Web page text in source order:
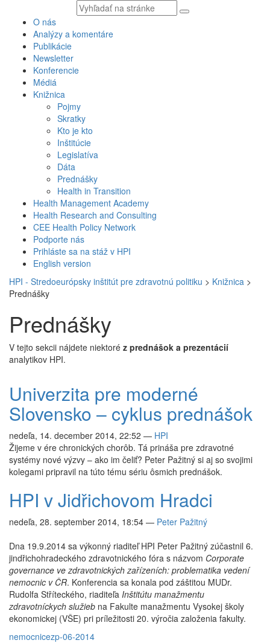
Vyhľadávaný
text
O nás
Analýzy a komentáre
Publikácie
Newsletter
Konferencie
Médiá
Knižnica
Pojmy
Skratky
Kto je kto
Inštitúcie
Legislatíva
Dáta
Prednášky
Health in Transition
Health Management Academy
Health Research and Consulting
CEE Health Policy Network
Podporte nás
Prihláste sa na stáž v HPI
English version
HPI - Stredoeurópsky inštitút pre zdravotnú politiku > Knižnica >
Prednášky
Prednášky
V tejto sekcii nájdete niektoré z prednášok a prezentácií
analytikov HPI.
Univerzita pre moderné
Slovensko – cyklus prednášok
nedeľa, 14. december 2014, 22:52 — HPI
Žijeme v ére chronických chorôb. Tá prináša pre zdravotné
systémy nové výzvy – ako im čeliť? Peter Pažitný si aj so svojimi
kolegami pripravil na túto tému sériu ôsmich prednášok.
HPI v Jidřichovom Hradci
nedeľa, 28. september 2014, 18:54 — Peter Pažitný
Dna 19.9.2014 sa výkonný riaditeľ HPI Peter Pažitný zúčastnil 6.
jindřichohradeckého zdravotnického fóra s názvom Corporate
governance ve zdravotnických zařízeních: problematika vedení
nemocnic v ČR. Konferencia sa konala pod záštitou MUDr.
Rudolfa Stříteckého, riaditeľa Inštitútu manažmentu
zdravotníckych služieb na Fakulte manažmentu Vysokej školy
ekonomickej (VŠE) pri príležitosti 20. výročia založenia fakulty.
nemocnicezp-06-2014